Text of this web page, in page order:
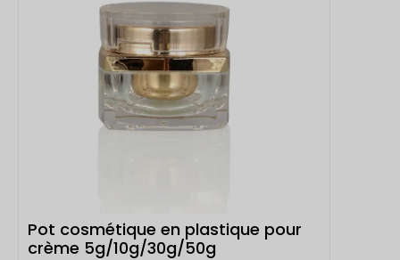
Pot cosmétique en plastique pour
crème 5g/10g/30g/50g